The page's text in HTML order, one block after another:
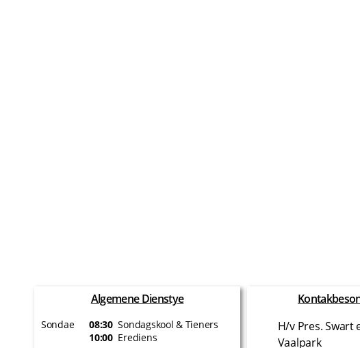
Algemene Dienstye
Sondae
08:30
10:00
Sondagskool & Tieners
Erediens
H/v Pres. Swart
Vaalpark